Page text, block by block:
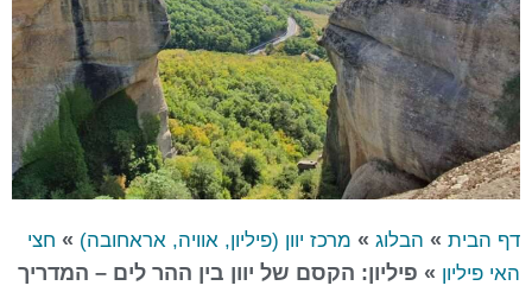
דף הבית » הבלוג » מרכז יוון (פיליון, אוויה, אראחובה) » חצי
האי פיליון » פיליון: הקסם של יוון בין ההר לים – המדריך